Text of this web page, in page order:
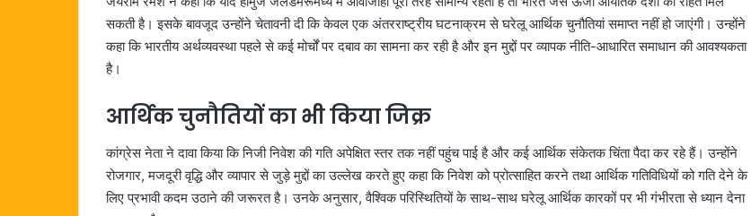
सकती है। इसके बावजूद उन्होंने चेतावनी दी कि केवल एक अंतरराष्ट्रीय घटनाक्रम से घरेलू आर्थिक चुनौतियां समाप्त नहीं हो जाएंगी। उन्होंने
कहा कि भारतीय अर्थव्यवस्था पहले से कई मोर्चों पर दबाव का सामना कर रही है और इन मुद्दों पर व्यापक नीति-आधारित समाधान की आवश्यकता
है।
आर्थिक चुनौतियों का भी किया जिक्र
कांग्रेस नेता ने दावा किया कि निजी निवेश की गति अपेक्षित स्तर तक नहीं पहुंच पाई है और कई आर्थिक संकेतक चिंता पैदा कर रहे हैं। उन्होंने
रोजगार, मजदूरी वृद्धि और व्यापार से जुड़े मुद्दों का उल्लेख करते हुए कहा कि निवेश को प्रोत्साहित करने तथा आर्थिक गतिविधियों को गति देने के
लिए प्रभावी कदम उठाने की जरूरत है। उनके अनुसार, वैश्विक परिस्थितियों के साथ-साथ घरेलू आर्थिक कारकों पर भी गंभीरता से ध्यान देना